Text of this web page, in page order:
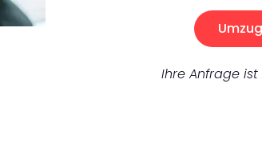
Ihre Anfrage ist